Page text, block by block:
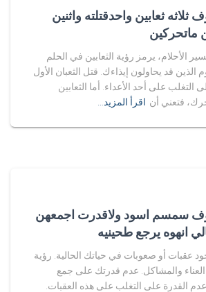
ثعابين واحدقتلته واثنين
ماتحركين
الأحلام، يرمز رؤية الثعابين في الحلم
الذين قد يحاولون إيذاءك. قتل الثعبان الأول
على أحد الأعداء. أما الثعابين
فتعني أن اقرأ المزيد…
سمسم اسود ولاقدرت اجمعهن
انهوه يرجع طحينيه
عقبات أو صعوبات في حياتك الحالية. رؤية
والمشاكل. عدم قدرتك على جمع
القدرة على التغلب على هذه العقبات.